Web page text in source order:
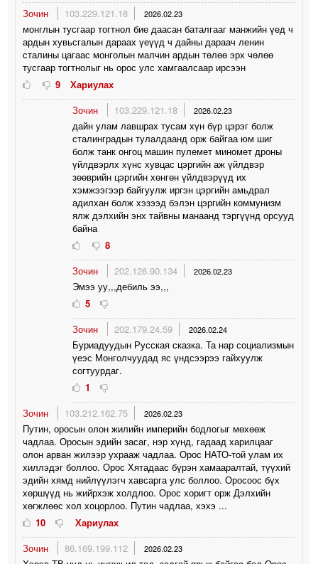
Зочин
103.229.121.18 2026.02.23
монглын тусгаар тогтнол бие даасан баталгааг манжийн үед ч
ардын хувьсгалын дараах үеүүд ч дайны дараач ленин
сталины цагаас монголын малчин ардын төлөө эрх чөлөө
тусгаар тогтнолыг нь орос улс хамгаалсаар ирсээн
9
Хариулах
Зочин
103.229.121.18 2026.02.23
дайн улам лавшрах тусам хүн бүр цэрэг болж
сталинградын тулалдаанд орж байгаа юм шиг
болж танк онгоц машин пулемет миномет дроны
үйлдвэрлх хүнс хувцас цэргийн аж үйлдвэр
зөөврийн цэргийн хөнгөн үйлдвэрүүд их
хэмжээгээр байгуулж иргэн цэргийн амьдрал
адилхан болж хэзээд бэлэн цэргийн коммунизм
ялж дэлхийн энх тайвны манаанд тэргүүнд орсууд
байна
8
Зочин
202.126.90.134 2026.02.23
Эмээ уу,,,дебиль ээ,,,
5
Зочин
202.179.24.59 2026.02.24
Буриадуудын Русская сказка. Та нар социализмын
үеэс Монголчуудад яс үндсээрээ гайхуулж
согтуурдаг.
1
Зочин
103.212.162.75 2026.02.23
Путин, оросын олон жилийн империйн бодлогыг мөхөөж
чадлаа. Оросын эдийн засаг, нэр хүнд, гадаад харилцааг
олон арван жилээр ухрааж чадлаа. Орос НАТО-той улам их
хиллэдэг боллоо. Орос Хятадаас бүрэн хамааралтай, түүхий
эдийн хямд нийлүүлэгч хавсарга улс боллоо. Оросоос бүх
хөршүүд нь жийрхэж холдлоо. Орос хоригт орж Дэлхийн
хөгжлөөс хол хоцорлоо. Путин чадлаа, хэхэ ...
10
Хариулах
Зочин
86.169.199.112 2026.02.23